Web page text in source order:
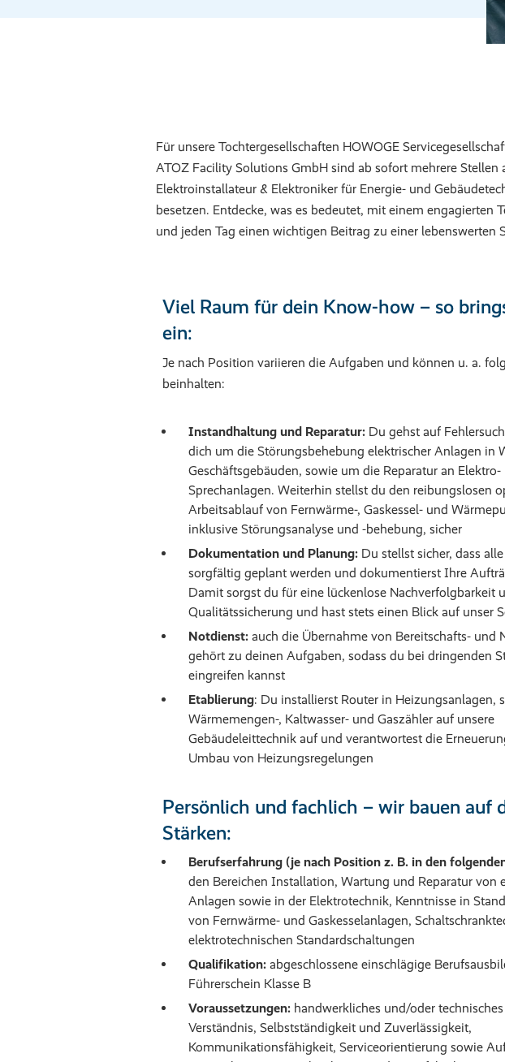
Für unsere Tochtergesellschaften HOWOGE
ATOZ Facility Solutions GmbH sind ab sofort mehrere Stellen
Elektroinstallateur & Elektroniker für Energie- und
besetzen. Entdecke, was es bedeutet, mit einem engagierten
und jeden Tag einen wichtigen Beitrag zu einer lebenswerten
Viel Raum für dein Know-how – so
ein:
Je nach Position variieren die Aufgaben und können u. a.
beinhalten:
Instandhaltung und Reparatur: Du gehst auf
dich um die Störungsbehebung elektrischer Anlagen in
Geschäftsgebäuden, sowie um die Reparatur an Elektro-
Sprechanlagen. Weiterhin stellst du den reibungslosen
Arbeitsablauf von Fernwärme-, Gaskessel- und
inklusive Störungsanalyse und -behebung, sicher
Dokumentation und Planung: Du stellst sicher, dass
sorgfältig geplant werden und dokumentierst Ihre
Damit sorgst du für eine lückenlose Nachverfolgbarkeit
Qualitätssicherung und hast stets einen Blick auf unser
Notdienst: auch die Übernahme von Bereitschafts- und
gehört zu deinen Aufgaben, sodass du bei dringenden
eingreifen kannst
Etablierung: Du installierst Router in Heizungsanlagen,
Wärmemengen-, Kaltwasser- und Gaszähler auf unsere
Gebäudeleittechnik auf und verantwortest die
Umbau von Heizungsregelungen
Persönlich und fachlich – wir bauen auf
Stärken:
Berufserfahrung (je nach Position z. B. in den
den Bereichen Installation, Wartung und Reparatur von
Anlagen sowie in der Elektrotechnik, Kenntnisse in
von Fernwärme- und Gaskesselanlagen,
elektrotechnischen Standardschaltungen
Qualifikation: abgeschlossene einschlägige
Führerschein Klasse B
Voraussetzungen: handwerkliches und/oder
Verständnis, Selbstständigkeit und Zuverlässigkeit,
Kommunikationsfähigkeit, Serviceorientierung sowie